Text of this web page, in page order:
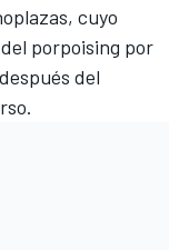
cuyo
porpoising por
del